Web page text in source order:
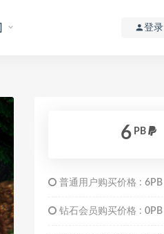
登录
6 PB
普通用户购买价格 : 6PB
钻石会员购买价格 : 0PB